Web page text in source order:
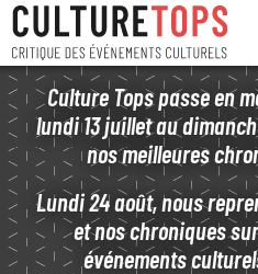
Aller
au
contenu
principal
Culture Tops passe en
lundi 13 juillet au
nos meilleures
Lundi 24 août, nous
et nos chroniques
événements